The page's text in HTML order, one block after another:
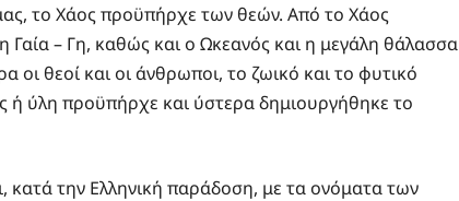
το Χάος προϋπήρχε των θεών. Από το Χάος
– Γη, καθώς και ο Ωκεανός και η μεγάλη θάλασσα
οι θεοί και οι άνθρωποι, το ζωικό και το φυτικό
ή ύλη προϋπήρχε και ύστερα δημιουργήθηκε το
κατά την Ελληνική παράδοση, με τα ονόματα των